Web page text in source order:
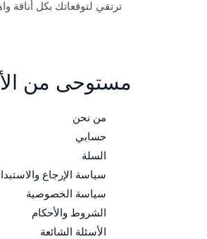
ترتقي لتوقعاتك بكل أناقة
مستوحى من
من نحن
حسابي
السلة
سياسة الإرجاع
سياسة الخصوصية
الشروط والأحكام
الأسئلة الشائعة